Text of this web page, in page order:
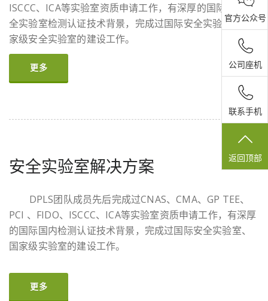
ISCCC、ICA等实验室资质申请工作，有深厚的国际国内安
全实验室检测认证技术背景，完成过国际安全实验室、国
家级安全实验室的建设工作。
更多
安全实验室解决方案
DPLS团队成员先后完成过CNAS、CMA、GP TEE、
PCI 、FIDO、ISCCC、ICA等实验室资质申请工作，有深厚
的国际国内检测认证技术背景，完成过国际安全实验室、
国家级实验室的建设工作。
更多
官方公众号
公司座机
联系手机
返回顶部